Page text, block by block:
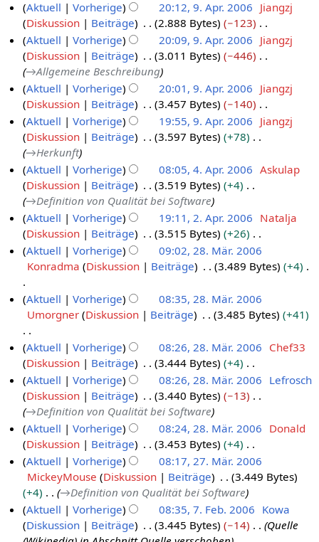
g
s
u
n
g
m
m
e
n
f
a
s
s
u
n
g
u
s
a
m
m
e
n
f
a
s
s
u
n
g
s
z
u
s
a
m
m
e
n
f
a
s
s
u
n
g
n
g
s
z
u
s
a
m
m
e
n
f
a
s
s
u
n
t
u
n
g
s
z
u
s
a
m
m
e
n
f
a
s
n
g
e
i
t
u
n
g
s
z
u
s
a
m
m
e
n
f
a
s
s
u
g
r
b
e
i
t
u
n
g
s
z
u
s
a
m
m
e
n
f
a
s
u
n
g
p
0
6
i
n
e
B
e
a
r
b
e
i
t
u
n
g
s
z
u
a
m
m
e
n
f
a
s
s
u
n
g
K
e
i
n
e
B
e
a
r
b
e
i
t
u
n
g
s
u
s
a
m
m
e
n
f
a
s
s
u
n
g
Aktuell Vorherige 20:12, 9. Apr. 2006 Jiangzj
Diskussion
Beiträge 2.888 Bytes
−123
K
e
i
n
e
B
e
a
r
b
e
i
t
u
n
g
s
z
u
s
a
m
m
e
n
f
a
s
u
n
g
Aktuell Vorherige 20:09, 9. Apr. 2006 Jiangzj
Diskussion
Beiträge 3.011 Bytes
−446
→Allgemeine Beschreibung
Aktuell
Vorherige 20:01, 9. Apr. 2006 Jiangzj
Diskussion
Beiträge 3.457 Bytes
−140
K
e
i
n
e
B
e
a
r
b
t
u
n
g
s
z
u
s
a
m
m
e
n
f
a
Aktuell Vorherige 19:55, 9. Apr. 2006 Jiangzj
Diskussion
Beiträge 3.597 Bytes
+78
→Herkunft
A
2
6
Aktuell Vorherige 08:05, 4. Apr. 2006 Askulap
Diskussion
Beiträge 3.519 Bytes
+4
→Definition von Qualität bei Software
2
0
Aktuell Vorherige 19:11, 2. Apr. 2006 Natalja
Diskussion
Beiträge 3.515 Bytes
+26
K
e
n
e
e
a
r
b
e
i
t
u
n
g
s
z
u
2
6
Aktuell Vorherige
09:02, 28. Mär. 2006
Konradma Diskussion Beiträge 3.489 Bytes +4
K
e
n
e
B
e
a
r
b
e
i
u
n
g
Aktuell Vorherige
08:35, 28. Mär. 2006
Umorgner Diskussion Beiträge 3.485 Bytes +41
K
e
i
n
e
B
e
a
r
b
e
i
t
Aktuell Vorherige 08:26, 28. Mär. 2006 Chef33
Diskussion
Beiträge 3.444 Bytes
+4
K
e
i
n
e
B
e
a
r
b
e
Aktuell Vorherige 08:26, 28. Mär. 2006 Lefrosch
Diskussion
Beiträge 3.440 Bytes
−13
→Definition von Qualität bei Software
Aktuell
Vorherige 08:24, 28. Mär. 2006 Donald
Diskussion
Beiträge 3.453 Bytes
+4
K
e
i
n
e
B
Aktuell Vorherige
08:17, 27. Mär. 2006
MickeyMouse Diskussion Beiträge
3.449 Bytes
+4
→Definition von Qualität bei Software
Aktuell Vorherige 08:35, 7. Feb. 2006 Kowa
Diskussion
Beiträge 3.445 Bytes −14
Quelle